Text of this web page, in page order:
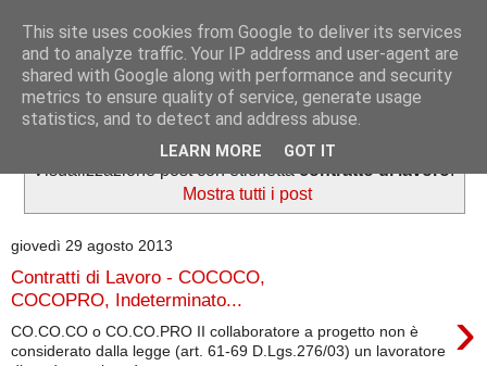
Informazioni per tutti
Dedicato a lavoratori e pensionati.
Visualizzazione post con etichettacontratto di lavoro.
Mostra tutti i post
giovedì 29 agosto 2013
Contratti di Lavoro - COCOCO,
COCOPRO, Indeterminato...
›
CO.CO.CO o CO.CO.PRO II collaboratore a progetto non è
considerato dalla legge (art. 61-69 D.Lgs.276/03) un lavoratore
This site uses cookies from Google to deliver its services
and to analyze traffic. Your IP address and user-agent are
shared with Google along with performance and security
metrics to ensure quality of service, generate usage
statistics, and to detect and address abuse.
LEARN MORE GOT IT